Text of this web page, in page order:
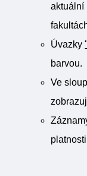
Úvazky
barvou.
Ve